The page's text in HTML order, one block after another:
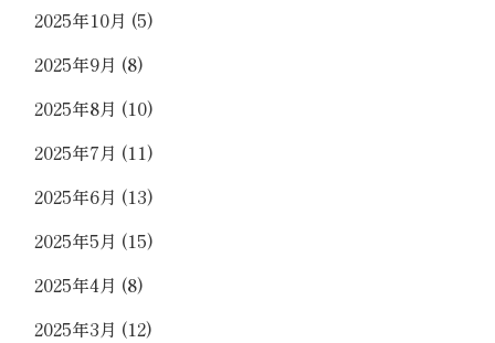
2025年10月 (5)
2025年9月 (8)
2025年8月 (10)
2025年7月 (11)
2025年6月 (13)
2025年5月 (15)
2025年4月 (8)
2025年3月 (12)